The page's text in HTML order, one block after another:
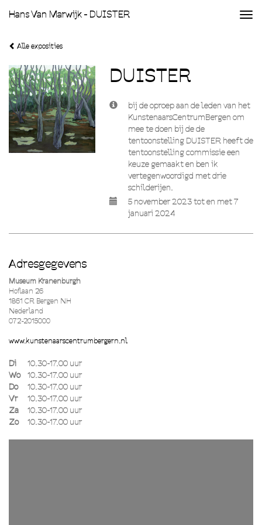
Hans Van Marwijk - DUISTER
Alle exposities
DUISTER
bij de oproep aan de leden van het
KunstenaarsCentrumBergen om
mee te doen bij de de
tentoonstelling DUISTER heeft de
tentoonstelling commissie een
keuze gemaakt en ben ik
vertegenwoordigd met drie
schilderijen.
5 november 2023 tot en met 7
januari 2024
Adresgegevens
Museum Kranenburgh
Hoflaan 26
1861 CR Bergen NH
Nederland
072-2015000
www.kunstenaarscentrumbergern.nl
Di
10.30-17.00 uur
Wo
10.30-17.00 uur
Do
10.30-17.00 uur
Vr
10.30-17.00 uur
Za
10.30-17.00 uur
Zo
10.30-17.00 uur